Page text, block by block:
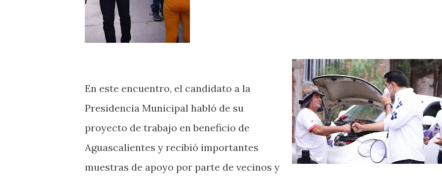
En este encuentro, el candidato a la
Presidencia Municipal habló de su
proyecto de trabajo en beneficio de
Aguascalientes y recibió importantes
muestras de apoyo por parte de vecinos y